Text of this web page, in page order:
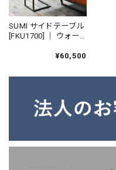
SUMI サイドテーブル
[FKU1700] ｜ ウォー
¥60,500